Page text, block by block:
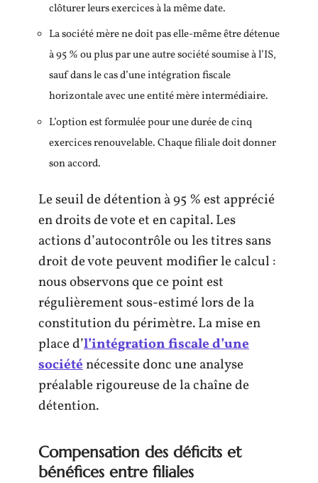
clôturer leurs exercices à la même date.
La société mère ne doit pas elle-même être détenue
à 95 % ou plus par une autre société soumise à l’IS,
sauf dans le cas d’une intégration fiscale
horizontale avec une entité mère intermédiaire.
L’option est formulée pour une durée de cinq
exercices renouvelable. Chaque filiale doit donner
son accord.
Le seuil de détention à 95 % est apprécié
en droits de vote et en capital. Les
actions d’autocontrôle ou les titres sans
droit de vote peuvent modifier le calcul :
nous observons que ce point est
régulièrement sous-estimé lors de la
constitution du périmètre. La mise en
place d’l’intégration fiscale d’une
sociéténécessite donc une analyse
préalable rigoureuse de la chaîne de
détention.
Compensation des déficits et
bénéfices entre filiales